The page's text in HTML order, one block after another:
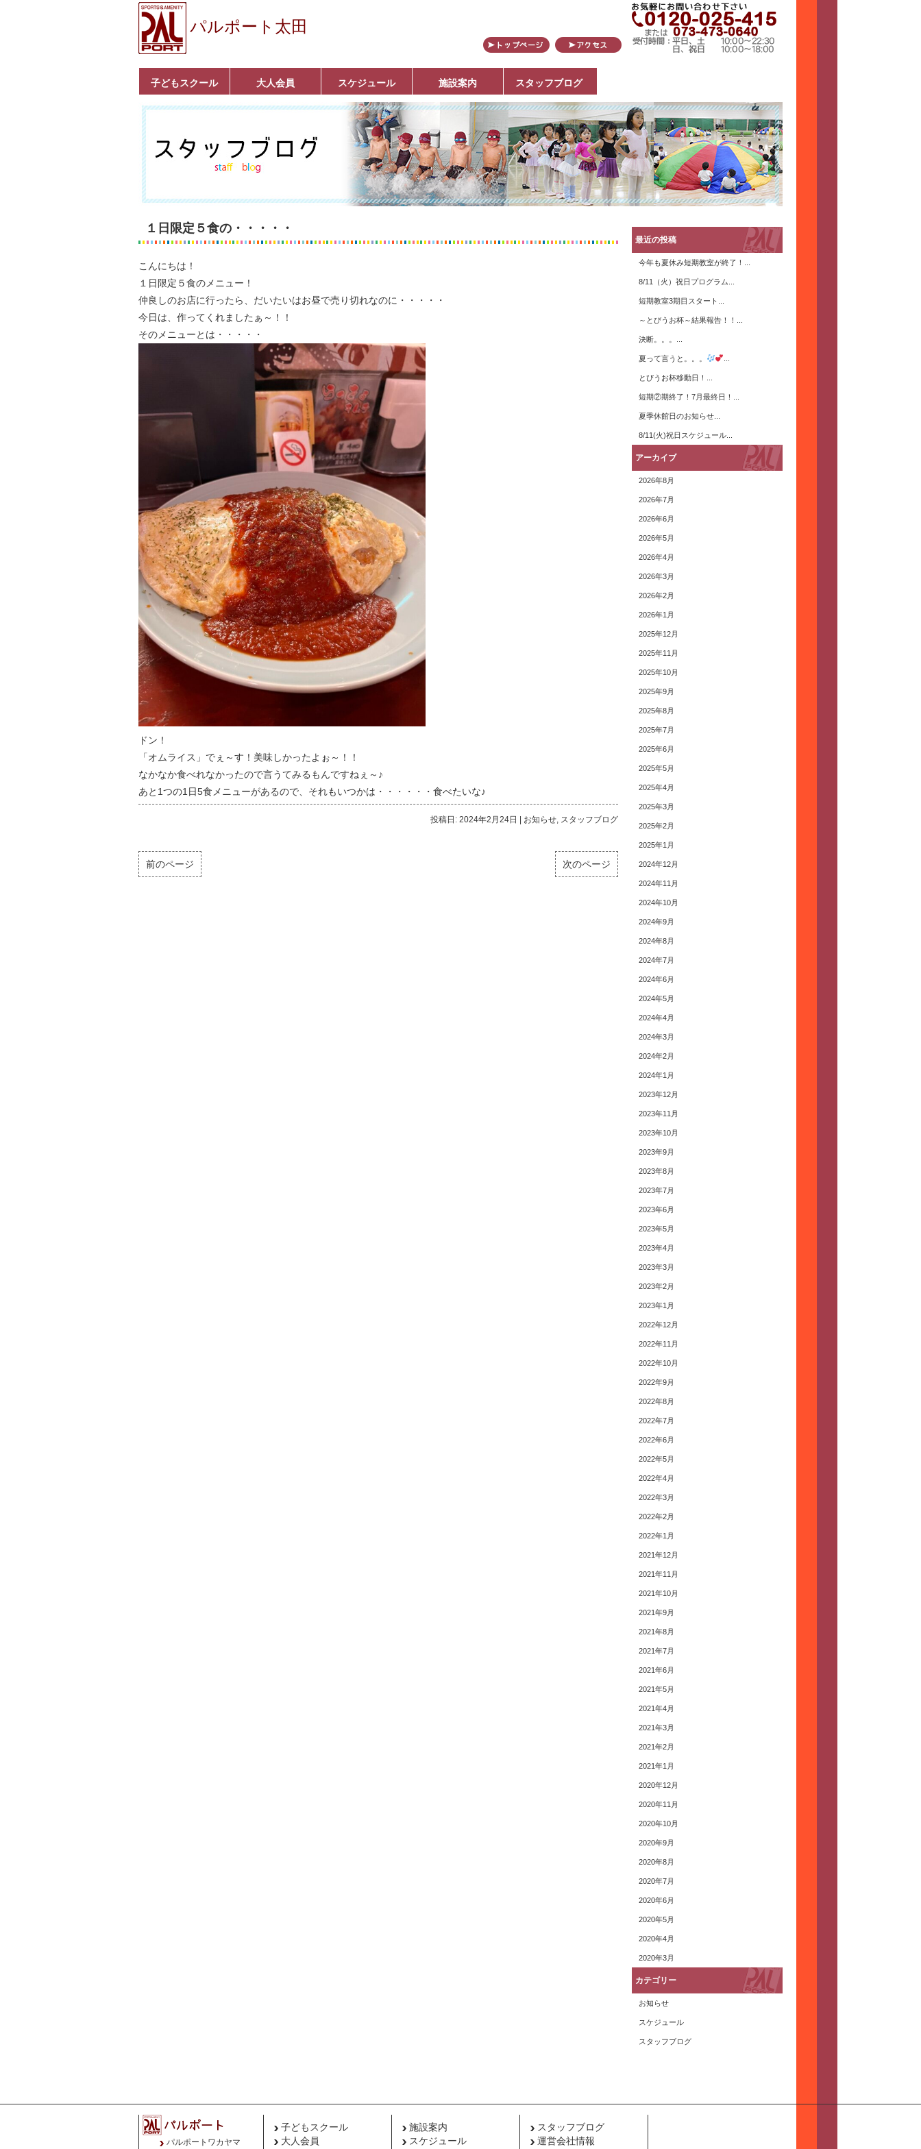
パルポート太田
子どもスクール
ベビーコース
幼児コース
小学生コース
育成コース
選手コース
キッズパーク(体操教
室)
クラシックバレエ
ボルダリング
■入会案内
大人会員
いきいきコース
トライアスロン
フィットネス
■入会案内
スケジュール 施設案内 スタッフブログ
１日限定５食の・・・・・
こんにちは！
１日限定５食のメニュー！
仲良しのお店に行ったら、だいたいはお昼で売り切れなのに・・・・・
今日は、作ってくれましたぁ～！！
そのメニューとは・・・・・
ドン！
「オムライス」でぇ～す！美味しかったよぉ～！！
なかなか食べれなかったので言うてみるもんですねぇ～♪
あと1つの1日5食メニューがあるので、それもいつかは・・・・・・食べたいな♪
投稿日: 2024年2月24日 お知らせ, スタッフブログ
前のページ 次のページ
最近の投稿
今年も夏休み短期教室が終了！...
8/11（火）祝日プログラム...
短期教室3期目スタート...
～とびうお杯～結果報告！！...
決断。。。...
夏って言うと。。。
とびうお杯移動日！...
短期②期終了！7月最終日！...
夏季休館日のお知らせ...
8/11(火)祝日スケジュール...
アーカイブ
2026年8月
2026年7月
2026年6月
2026年5月
2026年4月
2026年3月
2026年2月
2026年1月
2025年12月
2025年11月
2025年10月
2025年9月
2025年8月
2025年7月
2025年6月
2025年5月
2025年4月
2025年3月
2025年2月
2025年1月
2024年12月
2024年11月
2024年10月
2024年9月
2024年8月
2024年7月
2024年6月
2024年5月
2024年4月
2024年3月
2024年2月
2024年1月
2023年12月
2023年11月
2023年10月
2023年9月
2023年8月
2023年7月
2023年6月
2023年5月
2023年4月
2023年3月
2023年2月
2023年1月
2022年12月
2022年11月
2022年10月
2022年9月
2022年8月
2022年7月
2022年6月
2022年5月
2022年4月
2022年3月
2022年2月
2022年1月
2021年12月
2021年11月
2021年10月
2021年9月
2021年8月
2021年7月
2021年6月
2021年5月
2021年4月
2021年3月
2021年2月
2021年1月
2020年12月
2020年11月
2020年10月
2020年9月
2020年8月
2020年7月
2020年6月
2020年5月
2020年4月
2020年3月
カテゴリー
お知らせ
スケジュール
スタッフブログ
パルポートワカヤマ
子どもスクール
大人会員
施設案内
スケジュール
スタッフブログ
運営会社情報